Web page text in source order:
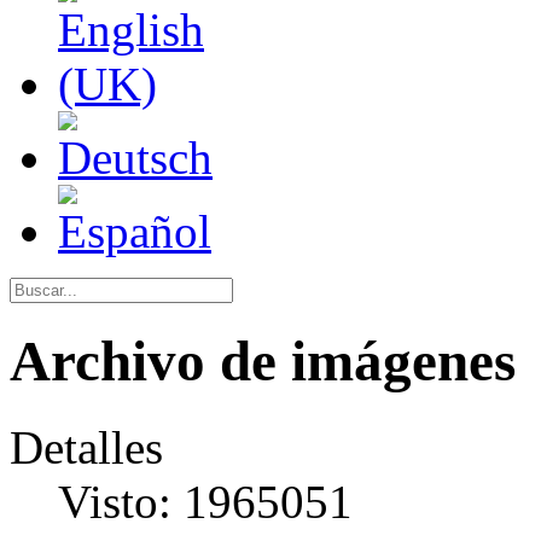
Archivo de imágenes
Detalles
Visto: 1965051